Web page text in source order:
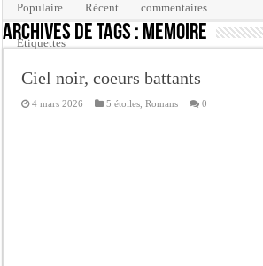
Archives de tags : mémoire
Ciel noir, coeurs battants
4 mars 2026 5 étoiles ,Romans 0
Populaire Récent commentaires
Etiquettes